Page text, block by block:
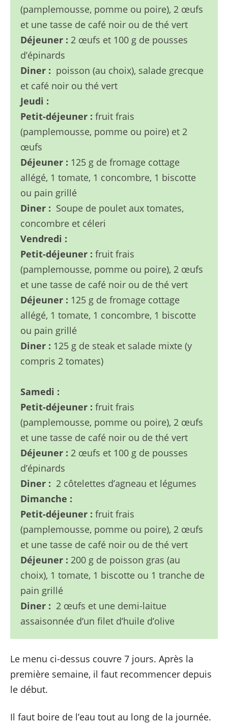
(pamplemousse, pomme ou poire), 2 œufs
et une tasse de café noir ou de thé vert
Déjeuner : 2 œufs et 100 g de pousses
d’épinards
Diner : poisson (au choix), salade grecque
et café noir ou thé vert
Jeudi :
Petit-déjeuner : fruit frais
(pamplemousse, pomme ou poire) et 2
œufs
Déjeuner : 125 g de fromage cottage
allégé, 1 tomate, 1 concombre, 1 biscotte
ou pain grillé
Diner : Soupe de poulet aux tomates,
concombre et céleri
Vendredi :
Petit-déjeuner : fruit frais
(pamplemousse, pomme ou poire), 2 œufs
et une tasse de café noir ou de thé vert
Déjeuner : 125 g de fromage cottage
allégé, 1 tomate, 1 concombre, 1 biscotte
ou pain grillé
Diner : 125 g de steak et salade mixte (y
compris 2 tomates)
Samedi :
Petit-déjeuner : fruit frais
(pamplemousse, pomme ou poire), 2 œufs
et une tasse de café noir ou de thé vert
Déjeuner : 2 œufs et 100 g de pousses
d’épinards
Diner : 2 côtelettes d’agneau et légumes
Dimanche :
Petit-déjeuner : fruit frais
(pamplemousse, pomme ou poire), 2 œufs
et une tasse de café noir ou de thé vert
Déjeuner : 200 g de poisson gras (au
choix), 1 tomate, 1 biscotte ou 1 tranche de
pain grillé
Diner : 2 œufs et une demi-laitue
assaisonnée d’un filet d’huile d’olive
Le menu ci-dessus couvre 7 jours. Après la
première semaine, il faut recommencer depuis
le début.
Il faut boire de l’eau tout au long de la journée.